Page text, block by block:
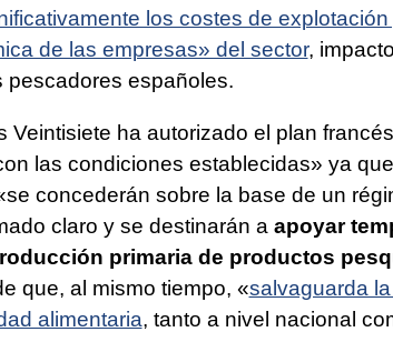
los costes de
de las empresas» del sector,
pescadores españoles.
Veintisiete ha autorizado el plan
las condiciones establecidas» ya
concederán sobre la base de un
claro y se destinarán a apoyar
primaria de productos
que, al mismo tiempo, «salvaguarda
alimentaria, tanto a nivel nacional